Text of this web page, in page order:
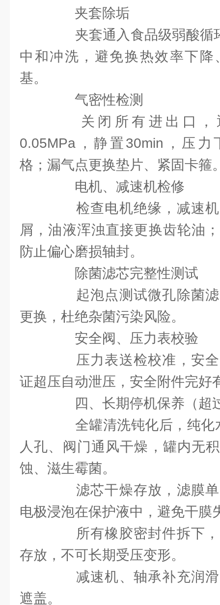
夹套除垢
夹套通入食品级弱酸循
中和冲洗，避免换热效率下
基。
气密性检测
关闭所有进出口，
0.05MPa，静置30min，压力
格；漏气点更换垫片、紧固卡箍
电机、减速机检修
检查电机绝缘，减速机
屑，油液浑浊直接更换齿轮油
防止偏心磨损轴封。
除菌滤芯完整性测试
起泡点测试微孔除菌滤
更换，杜绝杂菌污染风险。
安全阀、压力表校验
压力表送检校准，安全
证超压自动泄压，安全附件完好
四、长期停机保养（超
全罐清洗钝化后，纯化
人孔、阀门通风干燥，罐内无
蚀、滋生霉菌。
滤芯干燥存放，滤膜单
电极浸泡在保护液中，避免干膜
所有橡胶密封件拆下，
存放，不可长期受压变形。
减速机、轴承补充润滑
遮盖。